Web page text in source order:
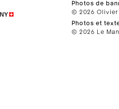
Photos de
© 2026 Olivier
Photos et
© 2026 Le